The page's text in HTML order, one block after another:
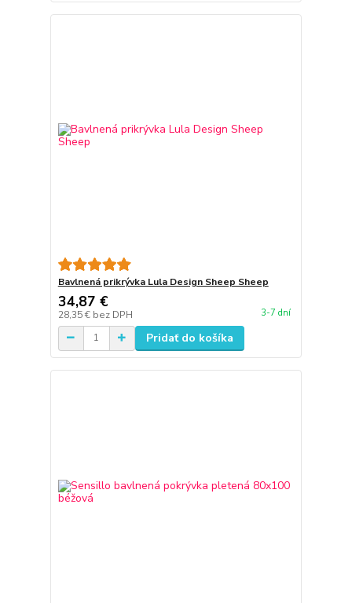
Bavlnená prikrývka Lula Design Sheep Sheep
34,87 €
28,35 € bez DPH 3-7 dní
Pridať do košíka